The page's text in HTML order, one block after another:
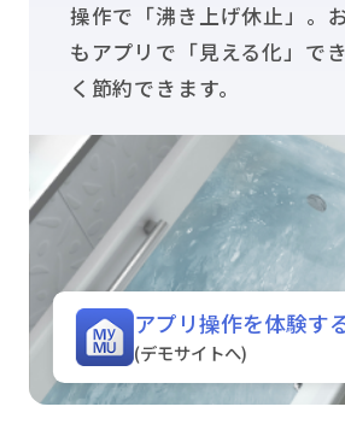
操作で「沸き上げ休止」。
もアプリで「見える化」で
く節約できます。
アプリ操作を体験す
(デモサイトへ)